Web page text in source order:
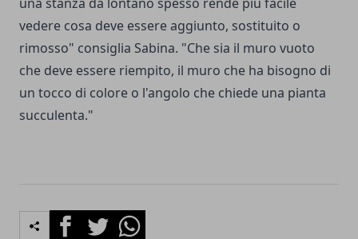
vedere cosa deve essere aggiunto, sostituito o
rimosso" consiglia Sabina. "Che sia il muro vuoto
che deve essere riempito, il muro che ha bisogno di
un tocco di colore o l'angolo che chiede una pianta
succulenta."
FacebookTwitterWhatsapp